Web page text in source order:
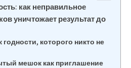
как неправильное
уничтожает результат до
которого никто не
мешок как приглашение